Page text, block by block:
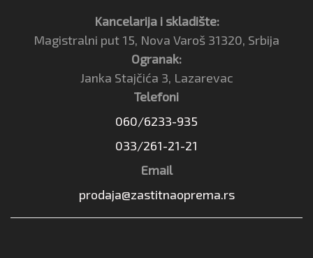
Kancelarija i skladište:
Magistralni put 15, Nova Varoš 31320, Srbija
Ogranak:
Janka Stajčića 3, Lazarevac
Telefoni
060/6233-935
033/261-21-21
Email
prodaja@zastitnaoprema.rs